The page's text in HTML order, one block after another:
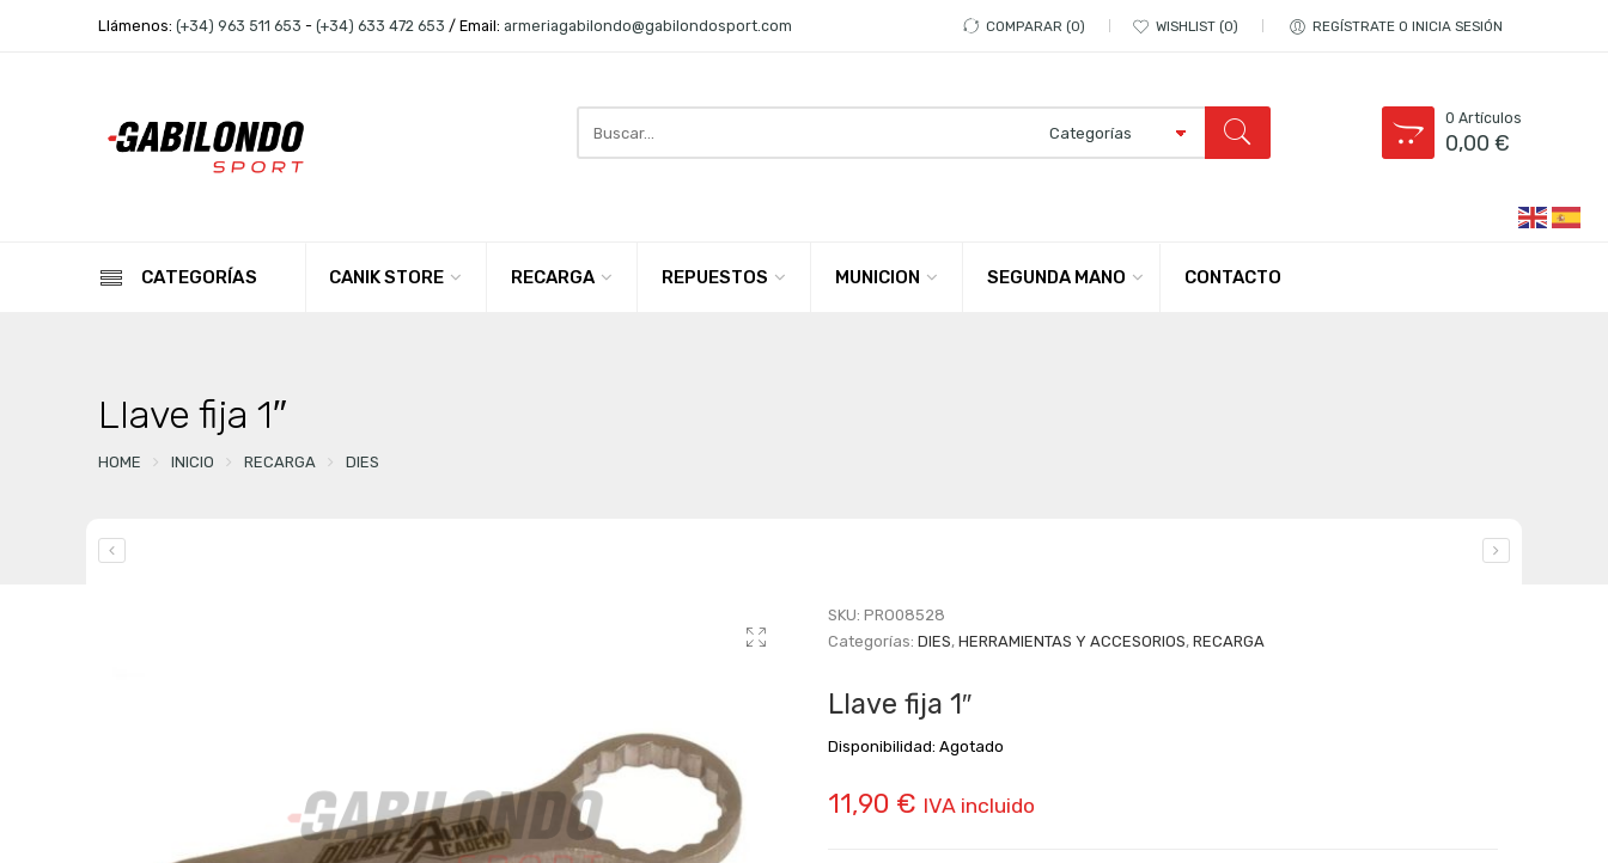
Llámenos: (+34) 963 511 653 - (+34) 633 472 653 / Email: armeriagabilondo@gabilondosport.com COMPARAR 0 WISHLIST 0 REGÍSTRATE O INICIA SESIÓN
here
0 Artículos
0,00€
CATEGORÍAS CANIK STORE RECARGA REPUESTOS MUNICION SEGUNDA MANO CONTACTO
Llave fija 1″
HOME INICIO RECARGA DIES
SKU: PRO08528
Categorías: DIES, HERRAMIENTAS Y ACCESORIOS, RECARGA
Llave fija 1″
Disponibilidad: Agotado
11,90 € IVA incluido